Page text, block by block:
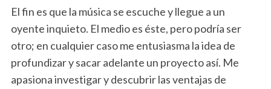
El fin es que la música se escuche y llegue a un
oyente inquieto. El medio es éste, pero podría ser
otro; en cualquier caso me entusiasma la idea de
profundizar y sacar adelante un proyecto así. Me
apasiona investigar y descubrir las ventajas de